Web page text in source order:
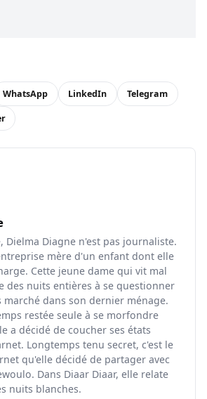
WhatsApp LinkedIn Telegram
Dielma Diagne n'est pas journaliste.
mère d'un enfant dont elle
Cette jeune dame qui vit mal
des nuits entières à se questionner
marché dans son dernier ménage.
restée seule à se morfondre
a décidé de coucher ses états
Longtemps tenu secret, c'est le
qu'elle décidé de partager avec
Dans Diaar Diaar, elle relate
nuits blanches.